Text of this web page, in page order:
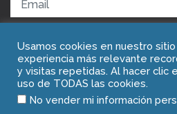
ENVIAR
Copyright © 2021
Usamos cookies en nuestro
experiencia más relevante
y visitas repetidas. Al hacer clic
uso de TODAS las cookies.
No vender mi información